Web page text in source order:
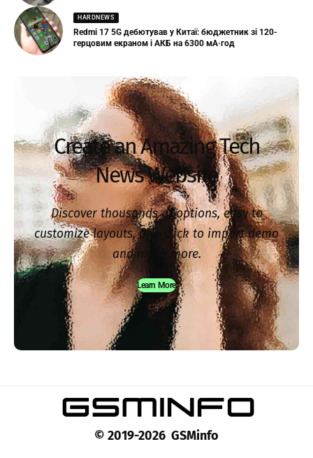
HARDNEWS
Redmi 17 5G дебютував у Китаї: бюджетник зі 120-
герцовим екраном і АКБ на 6300 мА·год
Create an Amazing Tech
News Website
Discover thousands of options, easy to
customize layouts, one-click to import demo
and much more.
Learn More
© 2019-2026 GSMinfo